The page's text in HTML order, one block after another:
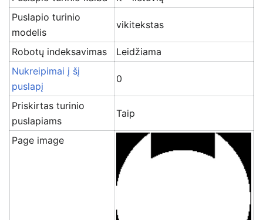
Puslapio turinio
modelis
vikitekstas
Robotų indeksavimas
Leidžiama
Nukreipimai į šį
puslapį
0
Priskirtas turinio
puslapiams
Taip
Page image